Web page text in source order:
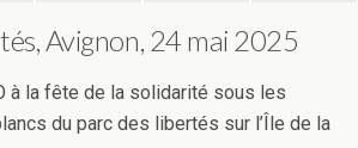
Avignon, 24 mai 2025
à la fête de la solidarité sous les
du parc des libertés sur l’Île de la